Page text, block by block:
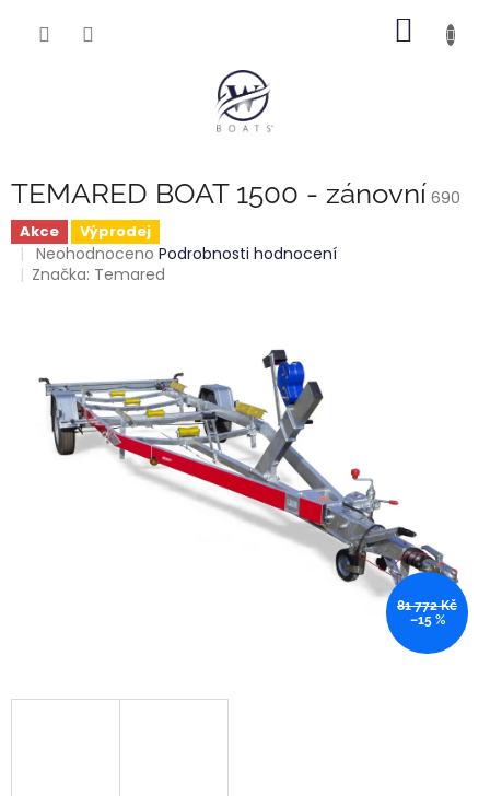
TEMARED BOAT 1500 - zánovní 690
Akce Výprodej
Průměrné
hodnocení
5
hvězdiček.
Neohodnoceno Podrobnosti hodnocení
Značka: Temared
81 772 Kč
–15 %